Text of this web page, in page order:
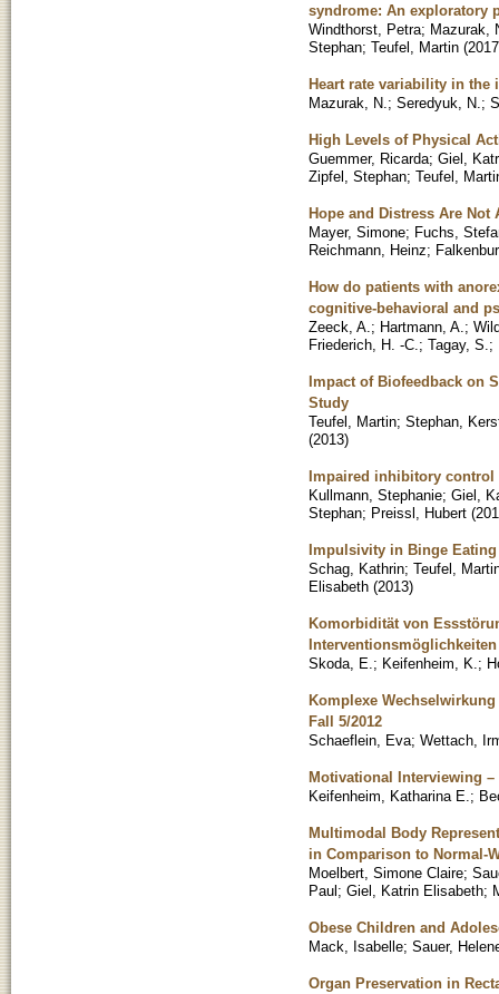
syndrome: An exploratory
Windthorst, Petra; Mazurak,
Stephan; Teufel, Martin (2017
Heart rate variability in the
Mazurak, N. ; Seredyuk, N. ;
High Levels of Physical
Guemmer, Ricarda; Giel,
Zipfel, Stephan; Teufel,
Hope and Distress Are Not
Mayer, Simone; Fuchs,
Reichmann, Heinz;
How do patients with
cognitive-behavioral and
Zeeck, A. ; Hartmann, A. ;
Friederich, H. -C. ; Tagay, S. ;
Impact of Biofeedback on
Study
Teufel, Martin; Stephan,
(2013)
Impaired inhibitory
Kullmann, Stephanie; Giel,
Stephan; Preissl, Hubert (
Impulsivity in Binge
Schag, Kathrin; Teufel,
Elisabeth (2013)
Komorbidität von
Interventionsmöglichkeiten
Skoda, E. ; Keifenheim, K. ;
Komplexe
Fall 5/2012
Schaeflein, Eva; Wettach,
Motivational Interviewing
Keifenheim, Katharina E. ;
Multimodal Body
in Comparison to Normal-
Moelbert, Simone Claire;
Paul; Giel, Katrin Elisabeth;
Obese Children and
Mack, Isabelle; Sauer,
Organ Preservation in